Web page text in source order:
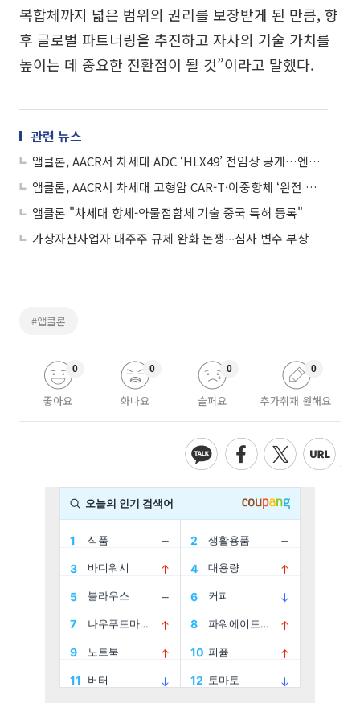
복합체까지 넓은 범위의 권리를 보장받게 된 만큼, 향
후 글로벌 파트너링을 추진하고 자사의 기술 가치를
높이는 데 중요한 전환점이 될 것”이라고 말했다.
관련 뉴스
앱클론, AACR서 차세대 ADC ‘HLX49’ 전임상 공개…엔허투 대비 효능 우위
앱클론, AACR서 차세대 고형암 CAR-T·이중항체 ‘완전 관해’ 등 소개
앱클론 "차세대 항체-약물접합체 기술 중국 특허 등록"
가상자산사업자 대주주 규제 완화 논쟁∙∙∙심사 변수 부상
#앱클론
좋아요
0
화나요
0
슬퍼요
0
추가취재 원해요
0